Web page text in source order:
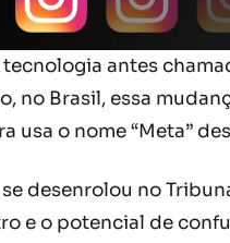
antes
no Brasil, essa
usa o nome “Meta”
desenrolou no
e o potencial de